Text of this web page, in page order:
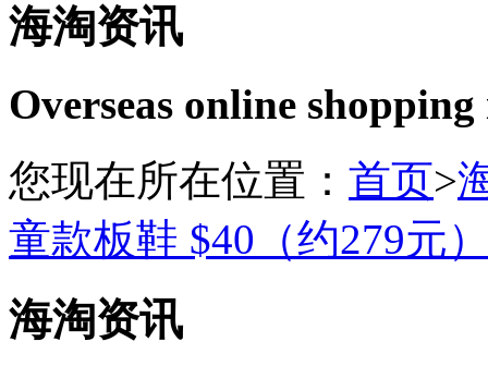
海淘资讯
Overseas online
您现在所在位置： 首页>
童款板鞋 $40（约279元
海淘资讯